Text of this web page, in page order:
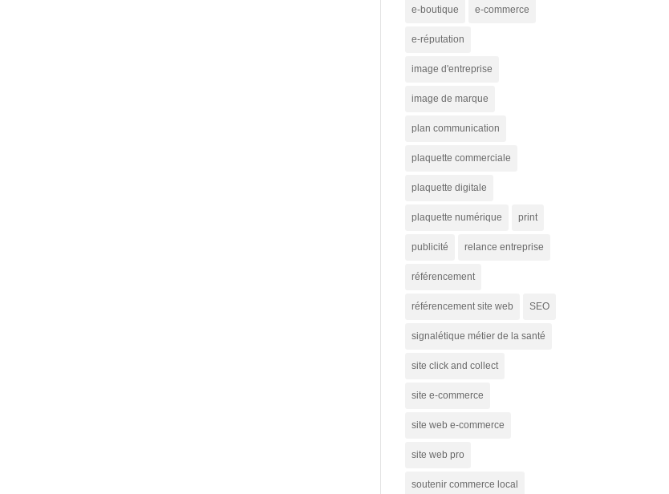
e-boutique e-commerce
e-réputation
image d'entreprise
image de marque
plan communication
plaquette commerciale
plaquette digitale
plaquette numérique print
publicité relance entreprise
référencement
référencement site web SEO
signalétique métier de la santé
site click and collect
site e-commerce
site web e-commerce
site web pro
soutenir commerce local